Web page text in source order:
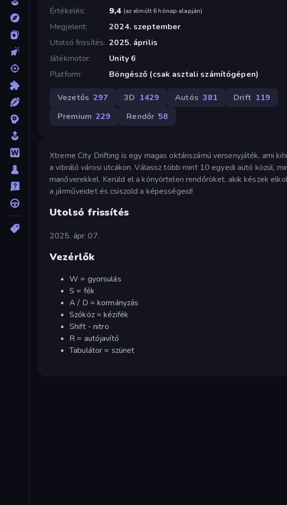
Értékelés
9,4 (az elmúlt 6 hónap alapján)
Megjelent
2024. szeptember
Utolsó frissítés 2025. április
Játékmotor
Unity 6
Platform
Böngésző (csak asztali számítógépen)
Vezetős 297 3D 1429 Autós 381 Drift 119
Premium 229 Rendőr 58
Xtreme City Drifting is egy magas oktánszámú versenyjáték, ami
a vibráló városi utcákon. Válassz több mint 10 egyedi autó közül,
manőverekkel. Kerüld el a könyörtelen rendőröket, akik készek
a járműveidet és csiszold a képességeid!
Utolsó frissítés
2025. ápr. 07.
Vezérlők
W = gyorsulás
S = fék
A / D = kormányzás
Szóköz = kézifék
Shift - nitro
R = autójavító
Tabulátor = szünet